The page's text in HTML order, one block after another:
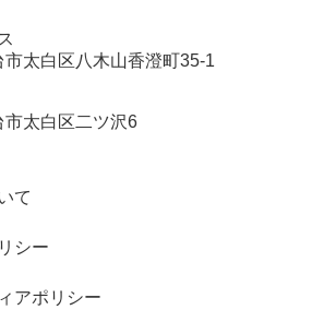
太白区八木山香澄町35-1
市太白区二ツ沢6
て
シー
アポリシー